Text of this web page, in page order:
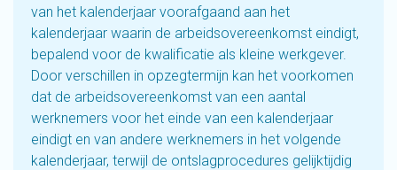
van het kalenderjaar voorafgaand aan het
kalenderjaar waarin de arbeidsovereenkomst eindigt,
bepalend voor de kwalificatie als kleine werkgever.
Door verschillen in opzegtermijn kan het voorkomen
dat de arbeidsovereenkomst van een aantal
werknemers voor het einde van een kalenderjaar
eindigt en van andere werknemers in het volgende
kalenderjaar, terwijl de ontslagprocedures gelijktijdig